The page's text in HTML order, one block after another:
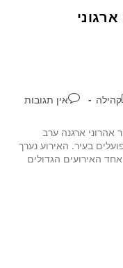
ערב הוקרה מרשים ל – 120 ארגוני
קהילה אין תגובות
אהרוני ארגנה ערב
הפועלים בעיר. האירוע נערך
האירועים הגדולים